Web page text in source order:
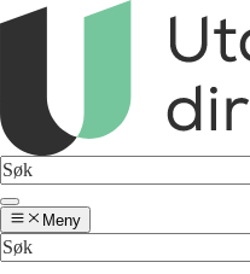
Meny